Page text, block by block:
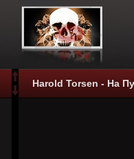
Harold Torsen - На